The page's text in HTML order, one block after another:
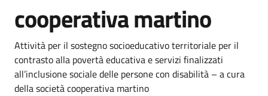
cooperativa martino
Dettagli della notizia
Attività per il sostegno socioeducativo territoriale per il
contrasto alla povertà educativa e servizi finalizzati
all’inclusione sociale delle persone con disabilità – a cura
della società cooperativa martino